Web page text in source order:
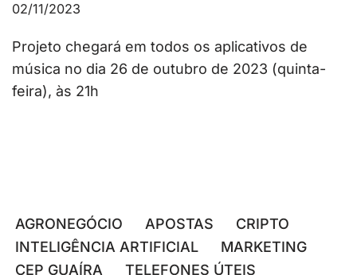
02/11/2023
Projeto chegará em todos os aplicativos de
música no dia 26 de outubro de 2023 (quinta-
feira), às 21h
AGRONEGÓCIO APOSTAS
CRIPTO
INTELIGÊNCIA ARTIFICIAL
MARKETING
CEP GUAÍRA
TELEFONES ÚTEIS